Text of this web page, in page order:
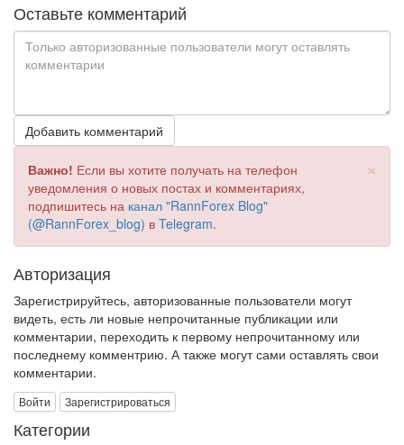
Оставьте комментарий
Добавить комментарий
×
Важно! Если вы хотите получать на телефон
уведомления о новых постах и комментариях,
подпишитесь на канал "RannForex Blog"
(@RannForex_blog) в Telegram.
Авторизация
Зарегистрируйтесь, авторизованные пользователи могут
видеть, есть ли новые непрочитанные публикации или
комментарии, переходить к первому непрочитанному или
последнему комментрию. А также могут сами оставлять свои
комментарии.
Войти Зарегистрироваться
Категории